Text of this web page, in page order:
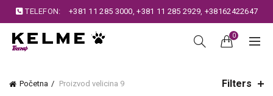
TELEFON: +381 11 285 3000,+381 11 285 2929, +38162422647
0
Početna Proizvod velicina 9 Filters